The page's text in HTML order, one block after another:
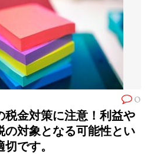
0
税金対策に注意！利益や
の対象となる可能性とい
です。